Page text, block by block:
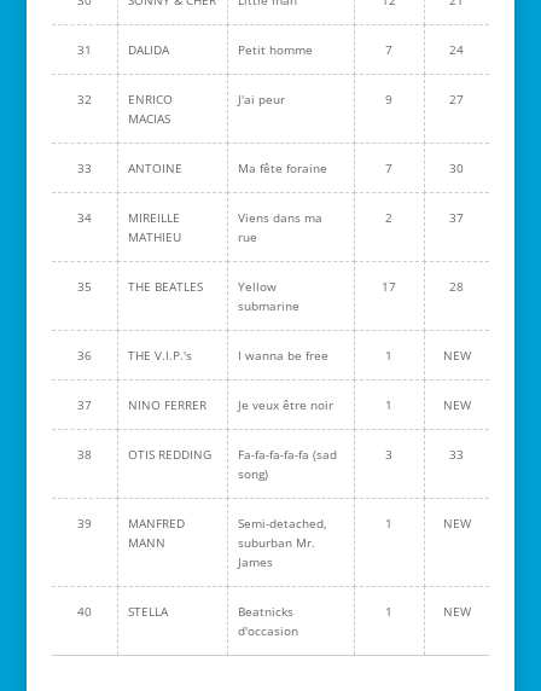
31 DALIDA Petit homme 7 24
32
ENRICO
MACIAS
J'ai peur 9 27
33 ANTOINE Ma fête foraine 7 30
34
MIREILLE
MATHIEU
Viens dans ma
rue
2 37
35 THE BEATLES
Yellow
submarine
17 28
36 THE V.I.P.'s I wanna be free 1 NEW
37 NINO FERRER Je veux être noir 1 NEW
38 OTIS REDDING
Fa-fa-fa-fa-fa (sad
song)
3 33
39
MANFRED
MANN
Semi-detached,
suburban Mr.
James
1 NEW
40 STELLA
Beatnicks
d'occasion
1 NEW